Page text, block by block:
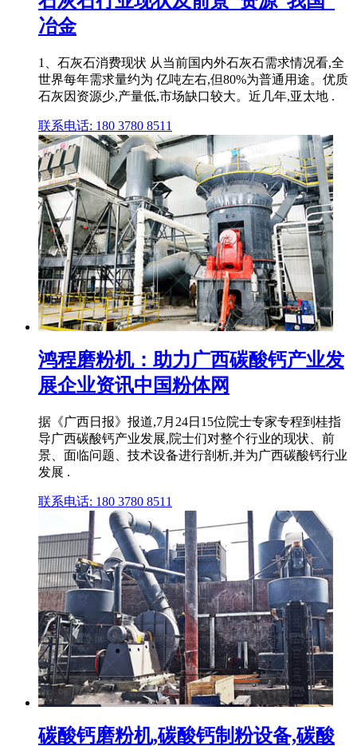
冶金
1、石灰石消费现状 从当前国内外石灰石需求情况看,全
世界每年需求量约为 亿吨左右,但80%为普通用途。优质
石灰因资源少,产量低,市场缺口较大。近几年,亚太地 .
联系电话: 180 3780 8511
鸿程磨粉机：助力广西碳酸钙产业发
展企业资讯中国粉体网
据《广西日报》报道,7月24日15位院士专家专程到桂指
导广西碳酸钙产业发展,院士们对整个行业的现状、前
景、面临问题、技术设备进行剖析,并为广西碳酸钙行业
发展 .
联系电话: 180 3780 8511
碳酸钙磨粉机,碳酸钙制粉设备,碳酸